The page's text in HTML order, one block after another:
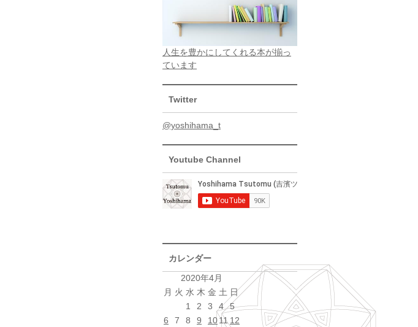
人生を豊かにしてくれる本が揃っ
ています
Twitter
@yoshihama_t
Youtube Channel
カレンダー
2020年4月
月 火 水 木 金 土 日
1 2 3 4
5
6
7 8 9 1011 12